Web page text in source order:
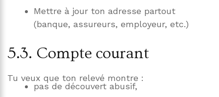
Mettre à jour ton adresse partout
(banque, assureurs, employeur, etc.)
5.3. Compte courant
Tu veux que ton relevé montre :
pas de découvert abusif,